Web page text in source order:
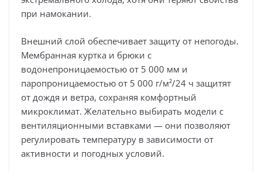
при намокании.
Внешний слой обеспечивает защиту от непогоды.
Мембранная куртка и брюки с
водонепроницаемостью от 5 000 мм и
паропроницаемостью от 5 000 г/м²/24 ч защитят
от дождя и ветра, сохраняя комфортный
микроклимат. Желательно выбирать модели с
вентиляционными вставками — они позволяют
регулировать температуру в зависимости от
активности и погодных условий.